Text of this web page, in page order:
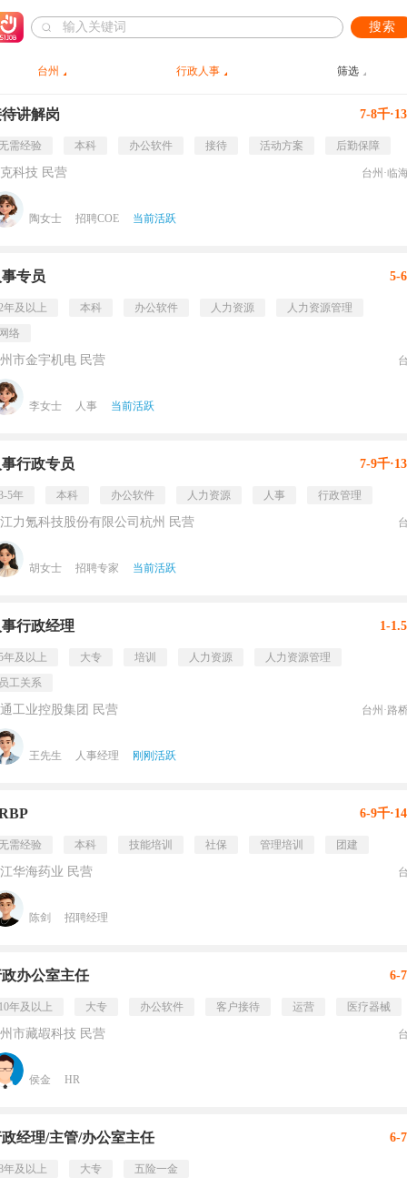
搜索
台州 行政人事 筛选
讲解岗 7-8千
需经验 本科 办公软件 接待 活动方案 后勤保障
科技 民营 台州·临
陶女士 招聘COE 当前活跃
专员 5-
年及以上 本科 办公软件 人力资源
人力资源管理
络
市金宇机电 民营
李女士 人事 当前活跃
行政专员 7-9千
5年 本科 办公软件 人力资源 人事 行政管理
力氪科技股份有限公司杭州 民营
胡女士 招聘专家 当前活跃
行政经理 1-
年及以上 大专 培训 人力资源
人力资源管理
工关系
工业控股集团 民营 台州·路
王先生 人事经理 刚刚活跃
6-9千
需经验 本科 技能培训 社保 管理培训 团建
华海药业 民营
陈剑 招聘经理
办公室主任 6-
年及以上 大专 办公软件 客户接待 运营 医疗器械
市藏嘏科技 民营
侯金 HR
经理/主管/办公室主任 6-
年及以上 大专 五险一金